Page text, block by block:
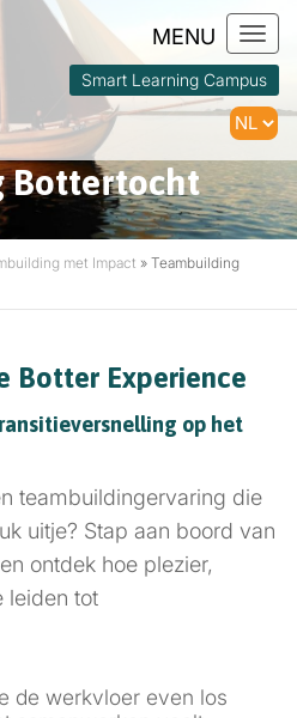
Smart Learning Campus
Bottertocht
met Impact » Teambuilding
Botter Experience
op het
teambuildingervaring die
uitje? Stap aan boord van
ontdek hoe plezier,
leiden tot
de werkvloer even los